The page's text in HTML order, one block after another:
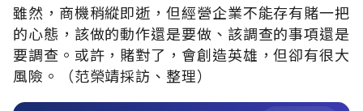
雖然，商機稍縱即逝，但經營企業不能存有賭一把
的心態，該做的動作還是要做、該調查的事項還是
要調查。或許，賭對了，會創造英雄，但卻有很大
風險。（范榮靖採訪、整理）